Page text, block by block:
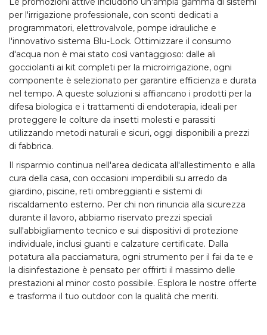
per l'irrigazione professionale, con sconti dedicati a
programmatori, elettrovalvole, pompe idrauliche e
l'innovativo sistema Blu-Lock. Ottimizzare il consumo
d'acqua non è mai stato così vantaggioso: dalle ali
gocciolanti ai kit completi per la microirrigazione, ogni
componente è selezionato per garantire efficienza e durata
nel tempo. A queste soluzioni si affiancano i prodotti per la
difesa biologica e i trattamenti di endoterapia, ideali per
proteggere le colture da insetti molesti e parassiti
utilizzando metodi naturali e sicuri, oggi disponibili a prezzi
di fabbrica.
Il risparmio continua nell'area dedicata all'allestimento e alla
cura della casa, con occasioni imperdibili su arredo da
giardino, piscine, reti ombreggianti e sistemi di
riscaldamento esterno. Per chi non rinuncia alla sicurezza
durante il lavoro, abbiamo riservato prezzi speciali
sull'abbigliamento tecnico e sui dispositivi di protezione
individuale, inclusi guanti e calzature certificate. Dalla
potatura alla pacciamatura, ogni strumento per il fai da te e
la disinfestazione è pensato per offrirti il massimo delle
prestazioni al minor costo possibile. Esplora le nostre offerte
e trasforma il tuo outdoor con la qualità che meriti.